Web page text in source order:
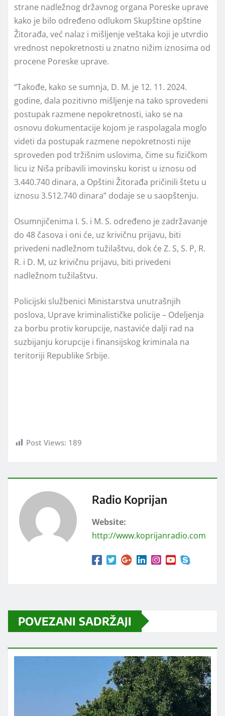
strane nadležnog državnog organa Poreske uprave
kako je bilo određeno odlukom Skupštine opštine
Žitorađa, već nalaz i mišljenje veštaka koji je utvrdio
vrednost nepokretnosti u znatno nižim iznosima od
procene Poreske uprave.
“Takođe, kako se sumnja, D. M. je 12. 11. 2024.
godine, dala pozitivno mišljenje na tako sprovedeni
postupak razmene nepokretnosti, iako se na
osnovu dokumentacije kojom je raspolagala moglo
videti da postupak razmene nepokretnosti nije
sproveden pod tržišnim uslovima, čime su fizičkom
licu iz Niša pribavili imovinsku korist u iznosu od
3.440.740 dinara, a Opštini Žitorađa pričinili štetu u
iznosu 3.512.740 dinara” dodaje se u saopštenju.
Osumnjičenima I. S. i M. S. određeno je zadržavanje
do 48 časova i oni će, uz krivičnu prijavu, biti
privedeni nadležnom tužilaštvu, dok će Z. S, S. P, R.
R. i D. M, uz krivičnu prijavu, biti privedeni
nadležnom tužilaštvu.
Policijski službenici Ministarstva unutrašnjih
poslova, Uprave kriminalističke policije – Odeljenja
za borbu protiv korupcije, nastaviće dalji rad na
suzbijanju korupcije i finansijskog kriminala na
teritoriji Republike Srbije.
Post Views: 189
Radio Koprijan
Website:
http://www.koprijanradio.com
POVEZANI SADRŽAJI